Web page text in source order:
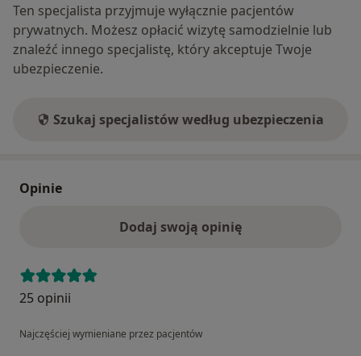
Ten specjalista przyjmuje wyłącznie pacjentów
prywatnych. Możesz opłacić wizytę samodzielnie lub
znaleźć innego specjalistę, który akceptuje Twoje
ubezpieczenie.
Szukaj specjalistów według ubezpieczenia
Opinie
Dodaj swoją opinię
25 opinii
Najczęściej wymieniane przez pacjentów